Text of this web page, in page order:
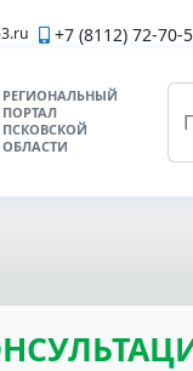
+7 (8112) 72-70-
РЕГИОНАЛЬНЫЙ
ПОРТАЛ
ПСКОВСКОЙ
ОБЛАСТИ